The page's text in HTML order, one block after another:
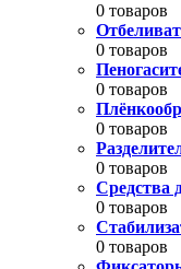
0 товаров
0 товаров
0 товаров
0 товаров
0 товаров
Средства
0 товаров
0 товаров